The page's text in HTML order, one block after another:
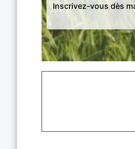
Inscrivez-vous dès